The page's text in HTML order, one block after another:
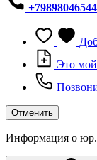
+79898046544
Это
Отменить
Информация о